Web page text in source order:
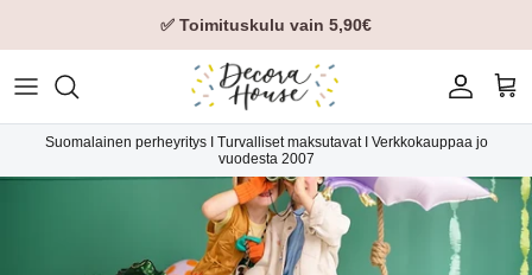
✅ Toimituskulu vain 5,90€
Tili
Suomalainen perheyritys I Turvalliset maksutavat I Verkkokauppaa jo
vuodesta 2007